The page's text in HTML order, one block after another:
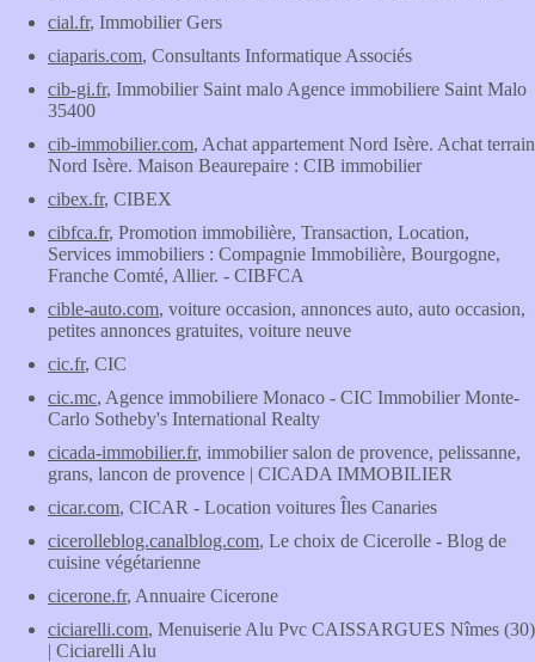
cial.fr, Immobilier Gers
ciaparis.com, Consultants Informatique Associés
cib-gi.fr, Immobilier Saint malo Agence immobiliere Saint Malo
35400
cib-immobilier.com, Achat appartement Nord Isère. Achat terrain
Nord Isère. Maison Beaurepaire : CIB immobilier
cibex.fr, CIBEX
cibfca.fr, Promotion immobilière, Transaction, Location,
Services immobiliers : Compagnie Immobilière, Bourgogne,
Franche Comté, Allier. - CIBFCA
cible-auto.com, voiture occasion, annonces auto, auto occasion,
petites annonces gratuites, voiture neuve
cic.fr, CIC
cic.mc, Agence immobiliere Monaco - CIC Immobilier Monte-
Carlo Sotheby's International Realty
cicada-immobilier.fr, immobilier salon de provence, pelissanne,
grans, lancon de provence | CICADA IMMOBILIER
cicar.com, CICAR - Location voitures Îles Canaries
cicerolleblog.canalblog.com, Le choix de Cicerolle - Blog de
cuisine végétarienne
cicerone.fr, Annuaire Cicerone
ciciarelli.com, Menuiserie Alu Pvc CAISSARGUES Nîmes (30)
| Ciciarelli Alu